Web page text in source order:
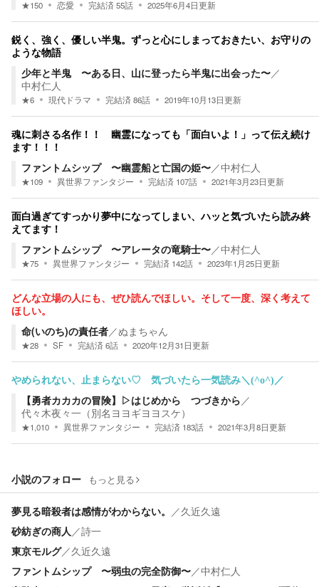
★150 恋愛 完結済55話 2025年6月4日更新
鋭く、強く、優しい半鬼。ずっと心にしまっておきたい、お守りの
ような物語
少年と半鬼 〜ある日、山に登ったら半鬼に出会った〜／
中村仁人
★6 現代ドラマ 完結済86話 2019年10月13日更新
魂に刺さる名作！！ 幽霊になっても「面白いよ！」って伝え続け
ます！！！
ファントムシップ 〜幽霊船と亡国の姫〜／中村仁人
★109 異世界ファンタジー 完結済 107話 2021年3月23日更新
面白過ぎてすっかり夢中になってしまい、ハッと気づいたら読み終
えてます！
ファントムシップ 〜アレータの竜騎士〜／中村仁人
★75 異世界ファンタジー 完結済 142話 2023年1月25日更新
どんな立場の人にも、ぜひ読んでほしい。そして一度、深く考えて
ほしい。
命(いのち)の責任者／ぬまちゃん
★28 SF 完結済6話 2020年12月31日更新
やめられない、止まらない♡ 気づいたら一気読み＼(^o^)／
【勇者カカカの冒険】▷はじめから つづきから／
代々木夜々一（別名ヨヨギヨヨスケ）
★1,010 異世界ファンタジー 完結済 183話 2021年3月8日更新
小説のフォロー もっと見る
夢見る暗殺者は感情がわからない。 ／久近久遠
砂紡ぎの商人／詩一
東京モルグ／久近久遠
ファントムシップ 〜弱虫の完全防御〜／中村仁人